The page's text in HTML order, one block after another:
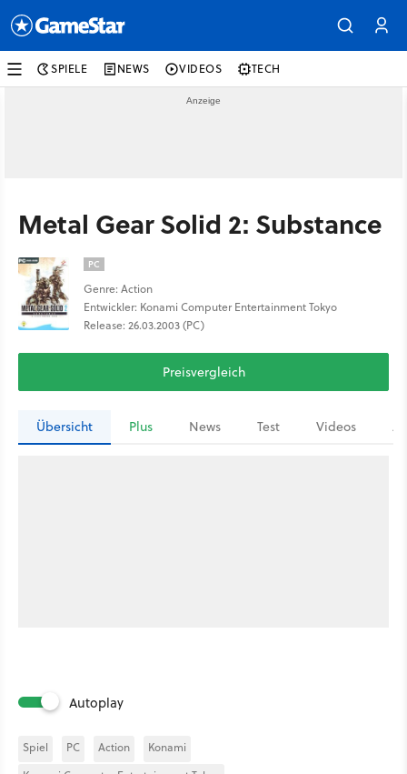
SPIELE NEWS VIDEOS TECH
Metal Gear Solid 2: Substance
PC
Genre: Action
Entwickler: Konami Computer Entertainment Tokyo
Release: 26.03.2003 (PC)
Preisvergleich
Übersicht Plus News Test Videos
Autoplay
Spiel PC Action
Konami